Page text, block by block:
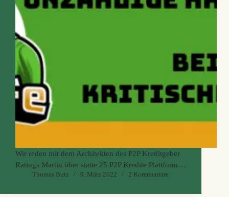
Wir reden mit dem Architekten des P2P Kreditgeber
Ratings Martin über statte 25 P2P Kredite Plattformen
und wie er diese einschätzt. Wir klären, inwieweit ein
Thomas Butz 9. März 2022 2 Kommentare